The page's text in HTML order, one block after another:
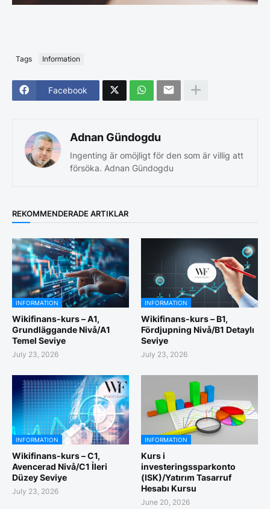
Tags Information
Facebook
Adnan Gündogdu
Ingenting är omöjligt för den som är villig att
försöka. Adnan Gündogdu
REKOMMENDERADE ARTIKLAR
INFORMATION
Wikifinans-kurs – A1,
Grundläggande Nivå/A1
Temel Seviye
July 23, 2026
INFORMATION
Wikifinans-kurs – B1,
Fördjupning Nivå/B1 Detaylı
Seviye
July 23, 2026
INFORMATION
Wikifinans-kurs – C1,
Avencerad Nivå/C1 İleri
Düzey Seviye
July 23, 2026
INFORMATION
Kurs i
investeringssparkonto
(ISK)/Yatırım Tasarruf
Hesabı Kursu
June 20, 2026